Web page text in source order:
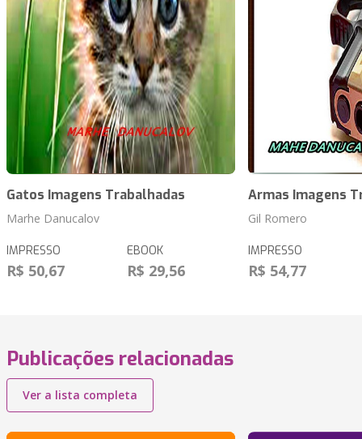
Gatos Imagens Trabalhadas
Marhe Danucalov
IMPRESSO
R$ 50,67
EBOOK
R$ 29,56
Armas Imagens
Gil Romero
IMPRESSO
R$ 54,77
Publicações relacionadas
Ver a lista completa